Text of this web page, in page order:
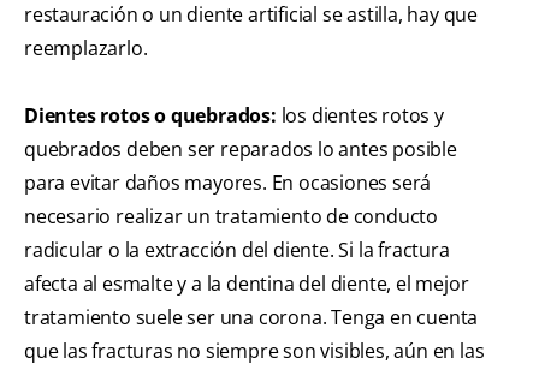
restauración o un diente artificial se astilla, hay que
reemplazarlo.
Dientes rotos o quebrados: los dientes rotos y
quebrados deben ser reparados lo antes posible
para evitar daños mayores. En ocasiones será
necesario realizar un tratamiento de conducto
radicular o la extracción del diente. Si la fractura
afecta al esmalte y a la dentina del diente, el mejor
tratamiento suele ser una corona. Tenga en cuenta
que las fracturas no siempre son visibles, aún en las